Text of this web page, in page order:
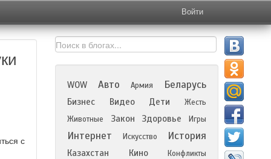
Войти
с
WOW Авто Армия Беларусь
Бизнес Видео Дети
Жесть
Животные
Закон Здоровье Игры
Интернет Искусство История
Казахстан Кино Конфликты